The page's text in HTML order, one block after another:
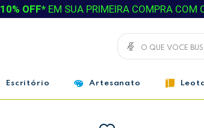
10% OFF*EM SUA PRIMEIRA COMPRA COM
Escritório Artesanato